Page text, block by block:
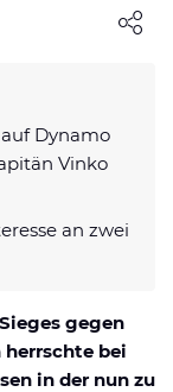
Deals
Dynamo
Vinko
an zwei
gegen
bei
in der nun zu